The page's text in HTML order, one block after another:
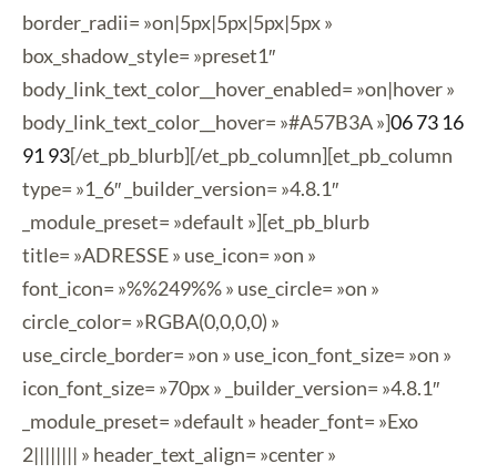
border_radii= »on|5px|5px|5px|5px »
box_shadow_style= »preset1″
body_link_text_color__hover_enabled= »on|hover »
body_link_text_color__hover= »#A57B3A »]06 73 16
91 93[/et_pb_blurb][/et_pb_column][et_pb_column
type= »1_6″ _builder_version= »4.8.1″
_module_preset= »default »][et_pb_blurb
title= »ADRESSE » use_icon= »on »
font_icon= »%%249%% » use_circle= »on »
circle_color= »RGBA(0,0,0,0) »
use_circle_border= »on » use_icon_font_size= »on »
icon_font_size= »70px » _builder_version= »4.8.1″
_module_preset= »default » header_font= »Exo
2|||||||| » header_text_align= »center »